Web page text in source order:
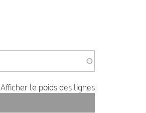
Afficher le poids des lignes